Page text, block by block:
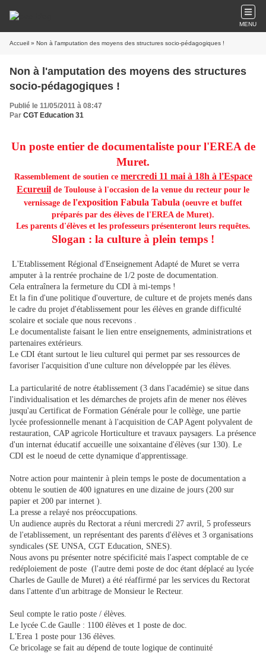
MENU
Accueil » Non à l'amputation des moyens des structures socio-pédagogiques !
Non à l'amputation des moyens des structures
socio-pédagogiques !
Publié le 11/05/2011 à 08:47
Par CGT Education 31
Un poste entier de documentaliste pour l'EREA de
Muret.
Rassemblement de soutien ce mercredi 11 mai à 18h à l'Espace
Ecureuil de Toulouse à l'occasion de la venue du recteur pour le
vernissage de l'exposition Fabula Tabula (oeuvre et buffet
préparés par des élèves de l'EREA de Muret).
Les parents d'élèves et les professeurs présenteront leurs requêtes.
Slogan : la culture à plein temps !
L'Etablissement Régional d'Enseignement Adapté de Muret se verra
amputer à la rentrée prochaine de 1/2 poste de documentation.
Cela entraînera la fermeture du CDI à mi-temps !
Et la fin d'une politique d'ouverture, de culture et de projets menés dans
le cadre du projet d'établissement pour les élèves en grande difficulté
scolaire et sociale que nous recevons .
Le documentaliste faisant le lien entre enseignements, administrations et
partenaires extérieurs.
Le CDI étant surtout le lieu culturel qui permet par ses ressources de
favoriser l'acquisition d'une culture non développée par les élèves.
La particularité de notre établissement (3 dans l'académie) se situe dans
l'individualisation et les démarches de projets afin de mener nos élèves
jusqu'au Certificat de Formation Générale pour le collège, une partie
lycée professionnelle menant à l'acquisition de CAP Agent polyvalent de
restauration, CAP agricole Horticulture et travaux paysagers. La présence
d'un internat éducatif accueille une soixantaine d'élèves (sur 130). Le
CDI est le noeud de cette dynamique d'apprentissage.
Notre action pour maintenir à plein temps le poste de documentation a
obtenu le soutien de 400 ignatures en une dizaine de jours (200 sur
papier et 200 par internet ).
La presse a relayé nos préoccupations.
Un audience auprès du Rectorat a réuni mercredi 27 avril, 5 professeurs
de l'etablissement, un représentant des parents d'élèves et 3 organisations
syndicales (SE UNSA, CGT Education, SNES).
Nous avons pu présenter notre spécificité mais l'aspect comptable de ce
redéploiement de poste (l'autre demi poste de doc étant déplacé au lycée
Charles de Gaulle de Muret) a été réaffirmé par les services du Rectorat
dans l'attente d'un arbitrage de Monsieur le Recteur.
Seul compte le ratio poste / élèves.
Le lycée C.de Gaulle : 1100 élèves et 1 poste de doc.
L'Erea 1 poste pour 136 élèves.
Ce bricolage se fait au dépend de toute logique de continuité